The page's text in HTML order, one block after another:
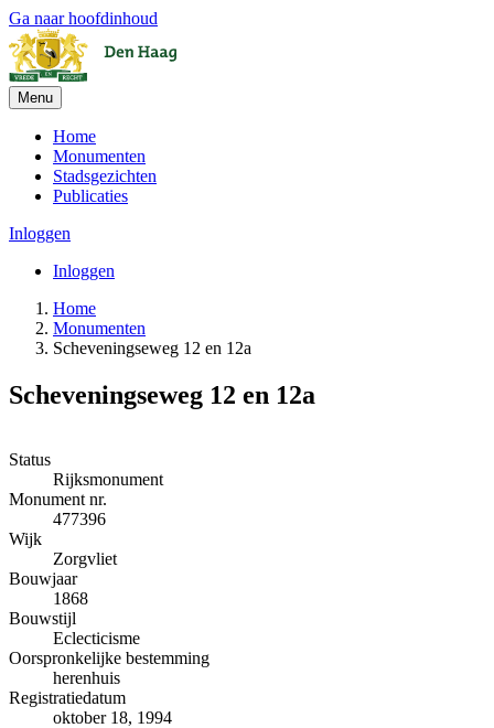
Ga naar hoofdinhoud
Menu
Home
Monumenten
Stadsgezichten
Publicaties
Inloggen
Inloggen
Home
Monumenten
Scheveningseweg 12 en 12a
Scheveningseweg 12 en 12a
+
−
Status
Rijksmonument
Monument nr.
477396
Wijk
Zorgvliet
Bouwjaar
1868
Bouwstijl
Eclecticisme
Oorspronkelijke bestemming
herenhuis
Registratiedatum
oktober 18, 1994